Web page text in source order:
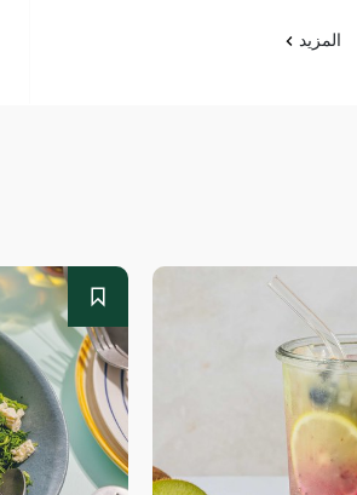
المزيد